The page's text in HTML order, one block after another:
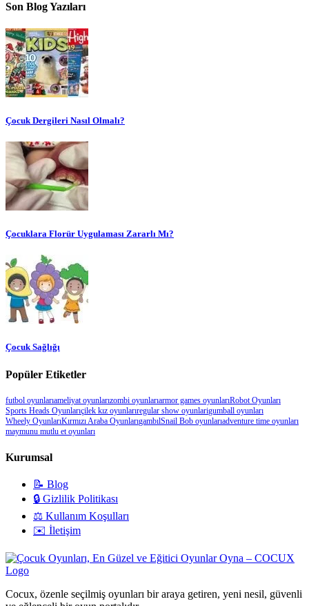
Son Blog Yazıları
Çocuk Dergileri Nasıl Olmalı?
Çocuklara Florür Uygulaması Zararlı Mı?
Çocuk Sağlığı
Popüler Etiketler
futbol oyunlarıameliyat oyunlarızombi oyunlarıarmor games oyunlarıRobot Oyunları
Sports Heads Oyunlarıçilek kız oyunlarıregular show oyunlarigumball oyunları
Wheely OyunlarıKırmızı Araba OyunlarıgambılSnail Bob oyunlarıadventure time oyunları
maymunu mutlu et oyunları
Kurumsal
📝 Blog
🔒 Gizlilik Politikası
⚖️ Kullanım Koşulları
✉️ İletişim
Cocux, özenle seçilmiş oyunları bir araya getiren, yeni nesil, güvenli